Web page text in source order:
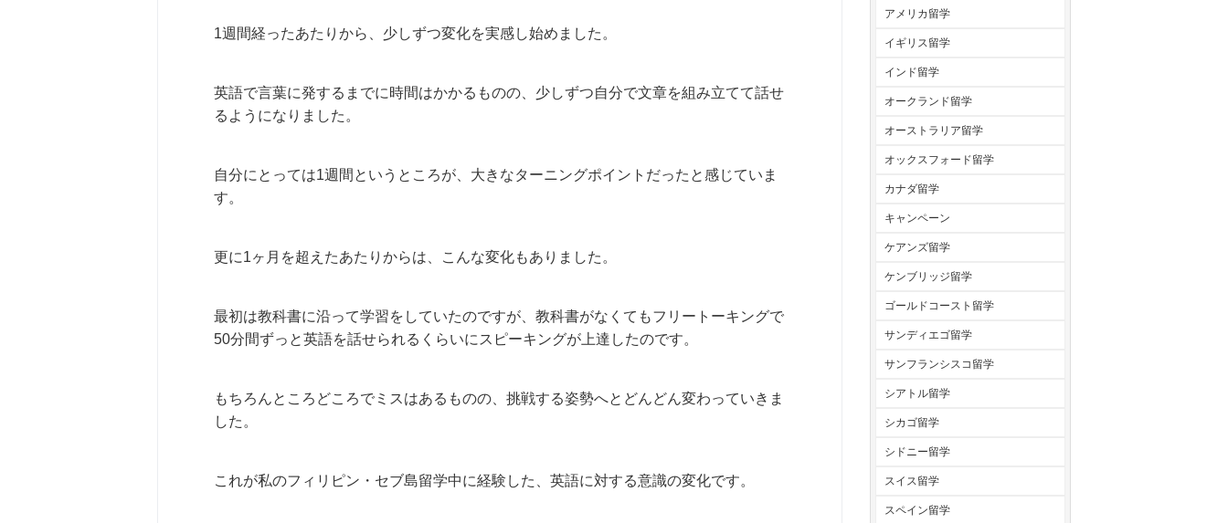
1週間経ったあたりから、少しずつ変化を実感し始めました。
英語で言葉に発するまでに時間はかかるものの、少しずつ自分で文章を組み立てて話せ
るようになりました。
自分にとっては1週間というところが、大きなターニングポイントだったと感じていま
す。
更に1ヶ月を超えたあたりからは、こんな変化もありました。
最初は教科書に沿って学習をしていたのですが、教科書がなくてもフリートーキングで
50分間ずっと英語を話せられるくらいにスピーキングが上達したのです。
もちろんところどころでミスはあるものの、挑戦する姿勢へとどんどん変わっていきま
した。
これが私のフィリピン・セブ島留学中に経験した、英語に対する意識の変化です。
アメリカ留学
イギリス留学
インド留学
オークランド留学
オーストラリア留学
オックスフォード留学
カナダ留学
キャンペーン
ケアンズ留学
ケンブリッジ留学
ゴールドコースト留学
サンディエゴ留学
サンフランシスコ留学
シアトル留学
シカゴ留学
シドニー留学
スイス留学
スペイン留学